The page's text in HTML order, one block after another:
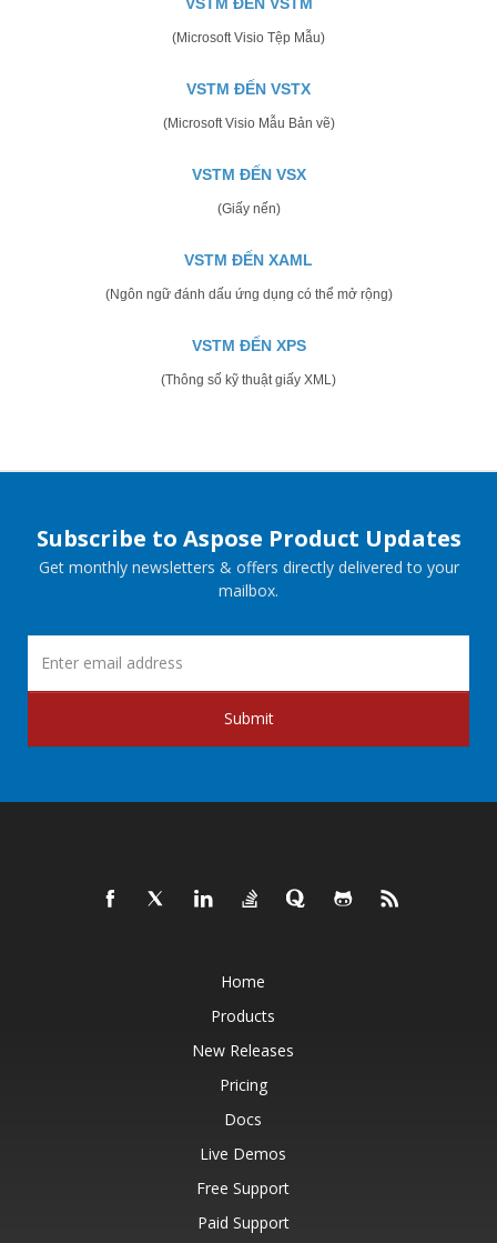
(Microsoft Visio Tệp Mẫu)
VSTM ĐẾN VSTX
(Microsoft Visio Mẫu Bản vẽ)
VSTM ĐẾN VSX
(Giấy nến)
VSTM ĐẾN XAML
(Ngôn ngữ đánh dấu ứng dụng có thể mở rộng)
VSTM ĐẾN XPS
(Thông số kỹ thuật giấy XML)
Subscribe to Aspose Product Updates
Get monthly newsletters & offers directly delivered to your
mailbox.
Submit
Home
Products
New Releases
Pricing
Docs
Live Demos
Free Support
Paid Support